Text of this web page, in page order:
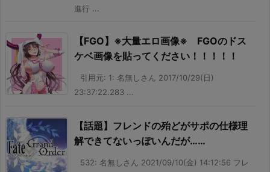
進行 ...
【FGO】※大量エロ画像※ FGOのドス
ケベ画像を貼ってください！！！！！
引用元: 1: 名無しさん 2017/10/29(日)
23:37:22.283 ...
【話題】フレンドの殆どがサポの仕様理
解できてないっぽいんだが……
532: 名無しさん 2021/09/10(金) 14:12:56 フレ